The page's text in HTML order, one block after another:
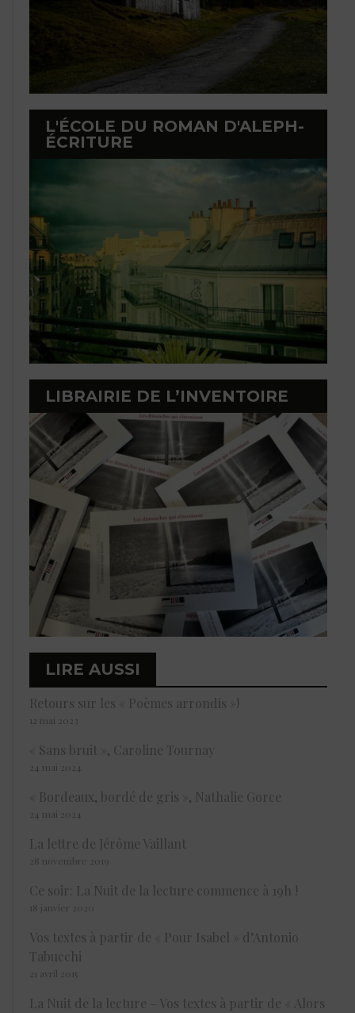
L'ÉCOLE DU ROMAN D'ALEPH-
ÉCRITURE
LIBRAIRIE DE L’INVENTOIRE
LIRE AUSSI
Retours sur les « Poèmes arrondis »!
12 mai 2023
« Sans bruit », Caroline Tournay
24 mai 2024
« Bordeaux, bordé de gris », Nathalie Gorce
24 mai 2024
La lettre de Jérôme Vaillant
28 novembre 2019
Ce soir: La Nuit de la lecture commence à 19h !
18 janvier 2020
Vos textes à partir de « Pour Isabel » d’Antonio
Tabucchi
21 avril 2015
La Nuit de la lecture – Vos textes à partir de « Alors